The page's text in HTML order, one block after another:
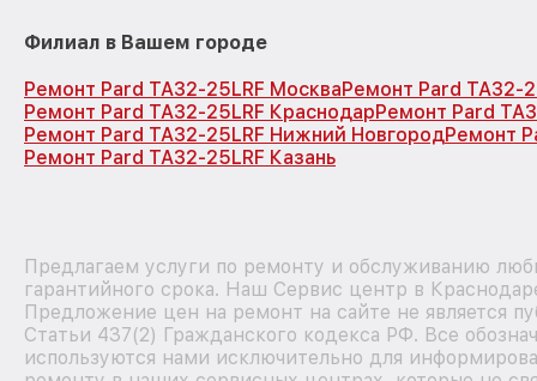
Филиал в Вашем городе
Ремонт Pard TA32-25LRF МоскваРемонт Pard TA32-
Ремонт Pard TA32-25LRF КраснодарРемонт Pard
Ремонт Pard TA32-25LRF Нижний НовгородРемонт
Ремонт Pard TA32-25LRF Казань
Предлагаем услуги по ремонту и обслуживанию
гарантийного срока. Наш Сервис центр в
Предложение цен на ремонт на сайте не является
Статьи 437(2) Гражданского кодекса РФ. Все
используются нами исключительно для